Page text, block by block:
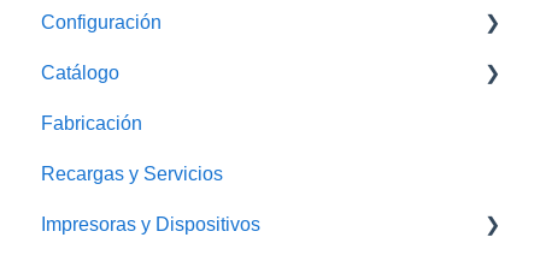
Gastos
Caja
Conciliaciones Bancarias
Configuración
WhatsApp Business
Catálogo
Cobros y envíos
Fabricación
Recargas y Servicios
Impresoras y Dispositivos